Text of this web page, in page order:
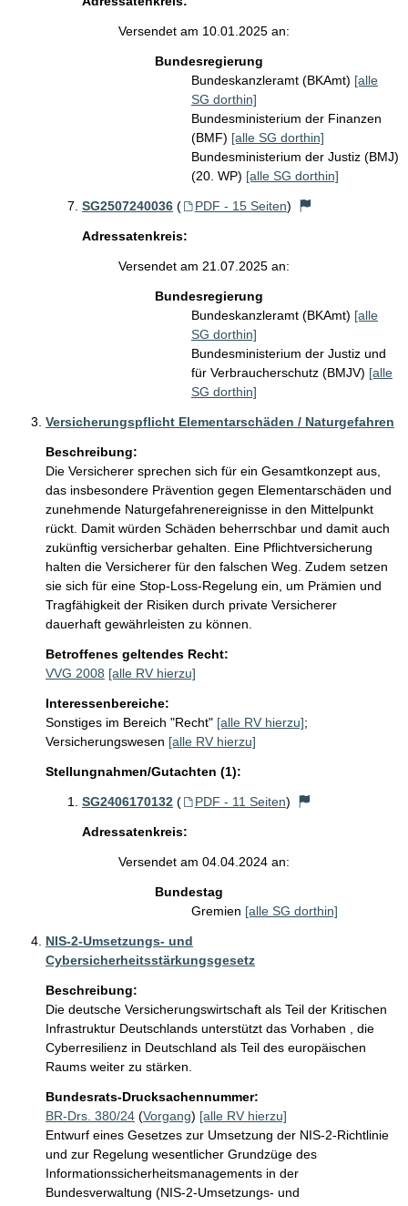
Versendet am 10.01.2025 an:
Bundesregierung
Bundeskanzleramt (BKAmt) [alle
SG dorthin]
Bundesministerium der Finanzen
(BMF) [alle SG dorthin]
Bundesministerium der Justiz (BMJ)
(20. WP) [alle SG dorthin]
SG2507240036 ( PDF - 15 Seiten)
Adressatenkreis:
Versendet am 21.07.2025 an:
Bundesregierung
Bundeskanzleramt (BKAmt) [alle
SG dorthin]
Bundesministerium der Justiz und
für Verbraucherschutz (BMJV) [alle
SG dorthin]
Versicherungspflicht Elementarschäden / Naturgefahren
Beschreibung:
Die Versicherer sprechen sich für ein Gesamtkonzept aus,
das insbesondere Prävention gegen Elementarschäden und
zunehmende Naturgefahrenereignisse in den Mittelpunkt
rückt. Damit würden Schäden beherrschbar und damit auch
zukünftig versicherbar gehalten. Eine Pflichtversicherung
halten die Versicherer für den falschen Weg. Zudem setzen
sie sich für eine Stop-Loss-Regelung ein, um Prämien und
Tragfähigkeit der Risiken durch private Versicherer
dauerhaft gewährleisten zu können.
Betroffenes geltendes Recht:
VVG 2008 [alle RV hierzu]
Interessenbereiche:
Sonstiges im Bereich "Recht" [alle RV hierzu];
Versicherungswesen [alle RV hierzu]
Stellungnahmen/Gutachten (1):
SG2406170132 ( PDF - 11 Seiten)
Adressatenkreis:
Versendet am 04.04.2024 an:
Bundestag
Gremien [alle SG dorthin]
NIS-2-Umsetzungs- und
Cybersicherheitsstärkungsgesetz
Beschreibung:
Die deutsche Versicherungswirtschaft als Teil der Kritischen
Infrastruktur Deutschlands unterstützt das Vorhaben , die
Cyberresilienz in Deutschland als Teil des europäischen
Bundesrats-Drucksachennummer:
BR-Drs. 380/24 (Vorgang) [alle RV hierzu]
Entwurf eines Gesetzes zur Umsetzung der NIS-2-Richtlinie
und zur Regelung wesentlicher Grundzüge des
Informationssicherheitsmanagements in der
Bundesverwaltung (NIS-2-Umsetzungs- und